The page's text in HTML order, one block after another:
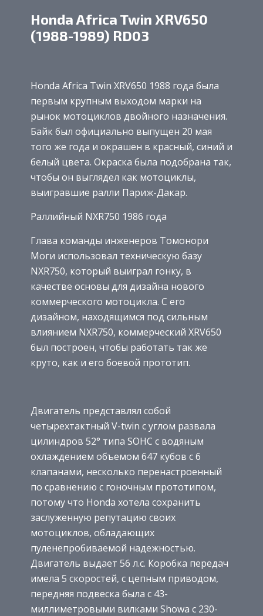
Honda Africa Twin XRV650
(1988-1989) RD03
Honda Africa Twin XRV650 1988 года была
первым крупным выходом марки на
рынок мотоциклов двойного назначения.
Байк был официально выпущен 20 мая
того же года и окрашен в красный, синий и
белый цвета. Окраска была подобрана так,
чтобы он выглядел как мотоциклы,
выигравшие ралли Париж-Дакар.
Раллийный NXR750 1986 года
Глава команды инженеров Томонори
Моги использовал техническую базу
NXR750, который выиграл гонку, в
качестве основы для дизайна нового
коммерческого мотоцикла. С его
дизайном, находящимся под сильным
влиянием NXR750, коммерческий XRV650
был построен, чтобы работать так же
круто, как и его боевой прототип.
Двигатель представлял собой
четырехтактный V-twin с углом развала
цилиндров 52° типа SOHC с водяным
охлаждением объемом 647 кубов с 6
клапанами, несколько перенастроенный
по сравнению с гоночным прототипом,
потому что Honda хотела сохранить
заслуженную репутацию своих
мотоциклов, обладающих
пуленепробиваемой надежностью.
Двигатель выдает 56 л.с. Коробка передач
имела 5 скоростей, с цепным приводом,
передняя подвеска была с 43-
миллиметровыми вилками Showa с 230-